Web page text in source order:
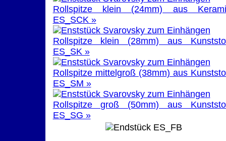
Rollspitze klein (24mm) aus
ES_SCK »
Rollspitze klein (28mm) aus
ES_SK »
Rollspitze mittelgroß (38mm) aus
ES_SM »
Rollspitze groß (50mm) aus
ES_SG »